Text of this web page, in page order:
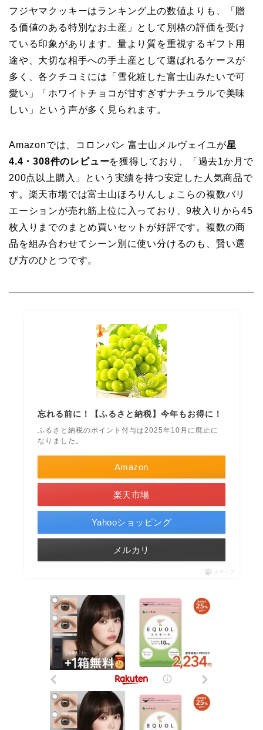
フジヤマクッキーはランキング上の数値よりも、「贈
る価値のある特別なお土産」として別格の評価を受け
ている印象があります。量より質を重視するギフト用
途や、大切な相手への手土産として選ばれるケースが
多く、各クチコミには「雪化粧した富士山みたいで可
愛い」「ホワイトチョコが甘すぎずナチュラルで美味
しい」という声が多く見られます。
Amazonでは、コロンバン 富士山メルヴェイユが星
4.4・308件のレビューを獲得しており、「過去1か月で
200点以上購入」という実績を持つ安定した人気商品で
す。楽天市場では富士山ほろりんしょこらの複数バリ
エーションが売れ筋上位に入っており、9枚入りから45
枚入りまでのまとめ買いセットが好評です。複数の商
品を組み合わせてシーン別に使い分けるのも、賢い選
び方のひとつです。
忘れる前に！【ふるさと納税】今年もお得に！
ふるさと納税のポイント付与は2025年10月に廃止に
なりました。
Amazon
楽天市場
Yahooショッピング
メルカリ
ポチップ